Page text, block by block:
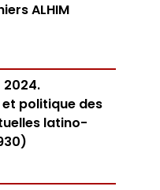
ALHIM
2024.
et politique des
latino-